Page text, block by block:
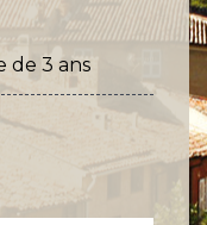
de 3 ans